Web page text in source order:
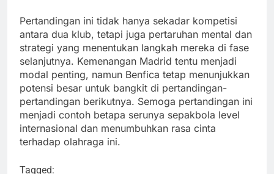
Pertandingan ini tidak hanya sekadar kompetisi
antara dua klub, tetapi juga pertaruhan mental dan
strategi yang menentukan langkah mereka di fase
selanjutnya. Kemenangan Madrid tentu menjadi
modal penting, namun Benfica tetap menunjukkan
potensi besar untuk bangkit di pertandingan-
pertandingan berikutnya. Semoga pertandingan ini
menjadi contoh betapa serunya sepakbola level
internasional dan menumbuhkan rasa cinta
terhadap olahraga ini.
Tagged: